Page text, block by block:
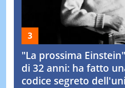
"La prossima
di 32 anni: ha fatto
codice segreto